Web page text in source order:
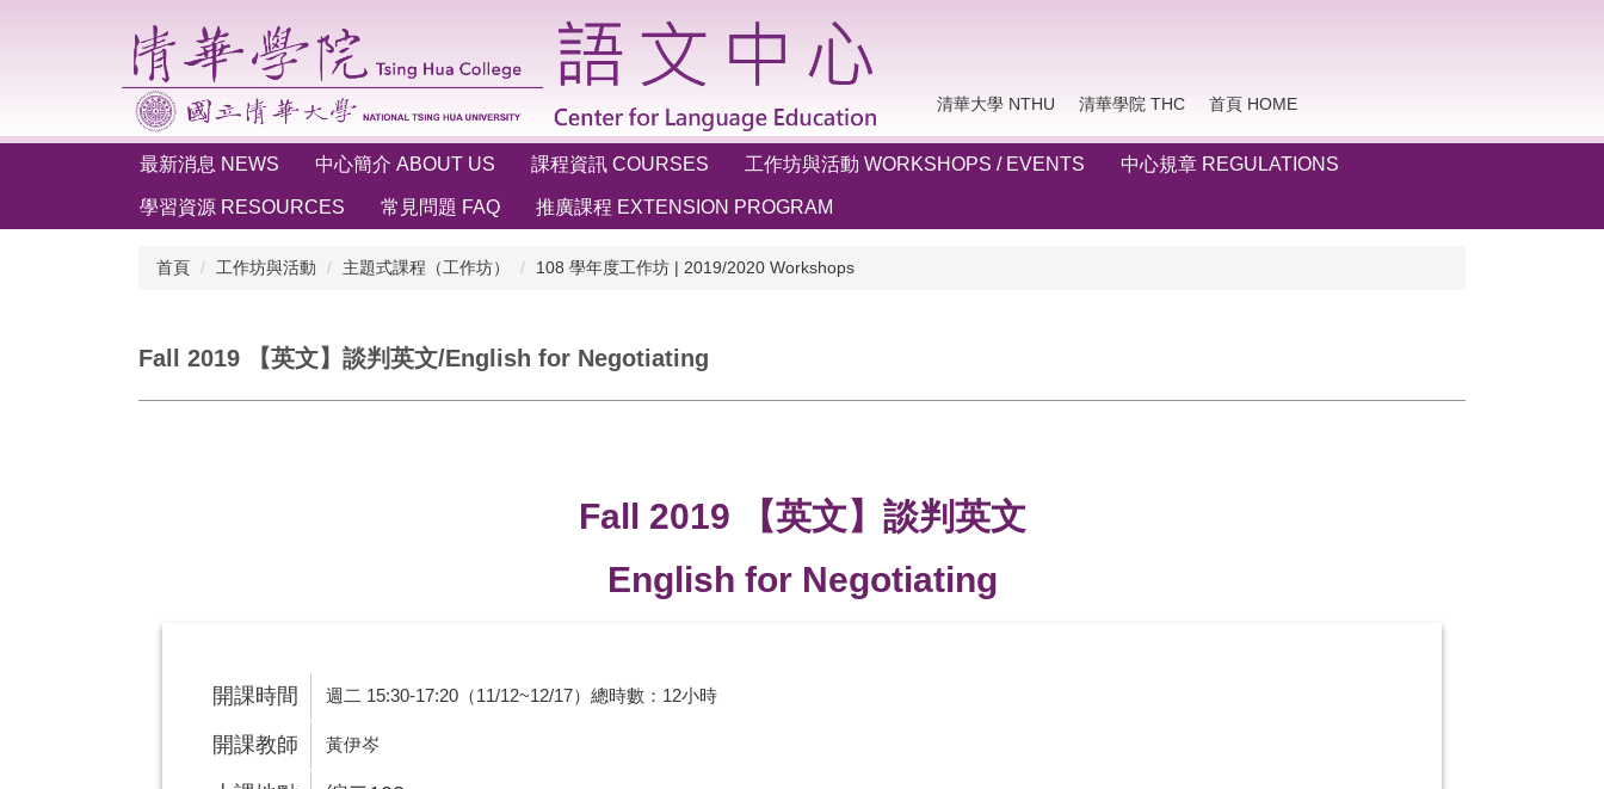
容
清華大學 NTHU 清華學院 THC 首頁 HOME
最新消息 NEWS 中心簡介 ABOUT US 課程資訊 COURSES 工作坊與活動 WORKSHOPS / EVENTS 中心規章 REGULATIONS
學習資源 RESOURCES 常見問題 FAQ 推廣課程 EXTENSION PROGRAM
首頁 工作坊與活動 主題式課程（工作坊） 108 學年度工作坊 | 2019/2020 Workshops
Fall 2019 【英文】談判英文/English for Negotiating
Fall 2019 【英文】談判英文
English for Negotiating
開課時間 週二 15:30-17:20（11/12~12/17）總時數：12小時
開課教師 黃伊岑